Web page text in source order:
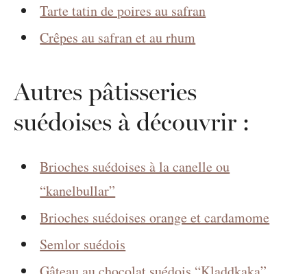
Tarte tatin de poires au safran
Crêpes au safran et au rhum
Autres pâtisseries
suédoises à découvrir :
Brioches suédoises à la canelle ou
“kanelbullar”
Brioches suédoises orange et cardamome
Semlor suédois